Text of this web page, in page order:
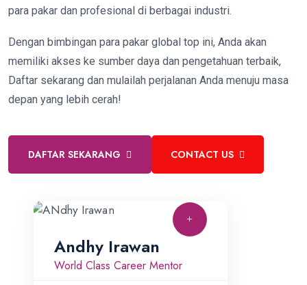
para pakar dan profesional di berbagai industri.
Dengan bimbingan para pakar global top ini, Anda akan
memiliki akses ke sumber daya dan pengetahuan terbaik,
Daftar sekarang dan mulailah perjalanan Anda menuju masa
depan yang lebih cerah!
DAFTAR SEKARANG CONTACT US
Andhy Irawan
World Class Career Mentor